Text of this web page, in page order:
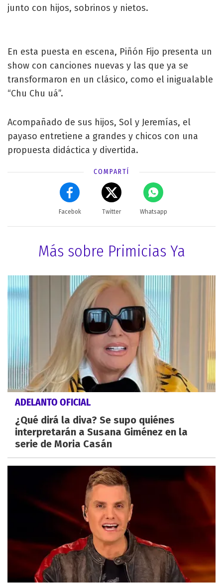
junto con hijos, sobrinos y nietos.
En esta puesta en escena, Piñón Fijo presenta un
show con canciones nuevas y las que ya se
transformaron en un clásico, como el inigualable
“Chu Chu uá”.
Acompañado de sus hijos, Sol y Jeremías, el
payaso entretiene a grandes y chicos con una
propuesta didáctica y divertida.
COMPARTÍ
Facebok Twitter Whatsapp
Más sobre Primicias Ya
ADELANTO OFICIAL
¿Qué dirá la diva? Se supo quiénes
interpretarán a Susana Giménez en la
serie de Moria Casán